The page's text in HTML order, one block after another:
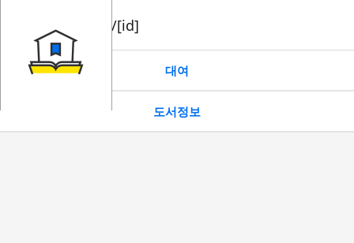
book/rent/[id]
대여
도서정보